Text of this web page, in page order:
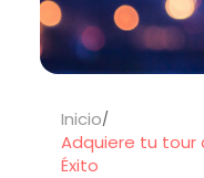
Inicio
Adquiere tu tour
Éxito